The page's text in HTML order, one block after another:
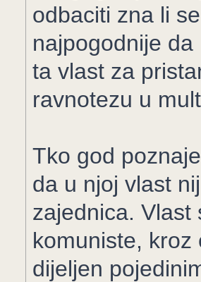
odbaciti zna li
najpogodnije
ta vlast za
ravnotezu u
Tko god
da u njoj vlast
zajednica. Vlast
komuniste, kroz
dijeljen